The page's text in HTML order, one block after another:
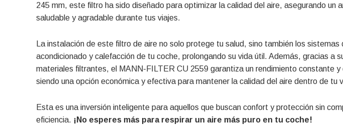
245 mm, este filtro ha sido diseñado para optimizar la calidad del aire, asegurando un
saludable y agradable durante tus viajes.
La instalación de este filtro de aire no solo protege tu salud, sino también los sistemas
acondicionado y calefacción de tu coche, prolongando su vida útil. Además, gracias a
materiales filtrantes, el MANN-FILTER CU 2559 garantiza un rendimiento constante y
siendo una opción económica y efectiva para mantener la calidad del aire dentro de tu
Esta es una inversión inteligente para aquellos que buscan confort y protección sin
eficiencia. ¡No esperes más para respirar un aire más puro en tu coche!